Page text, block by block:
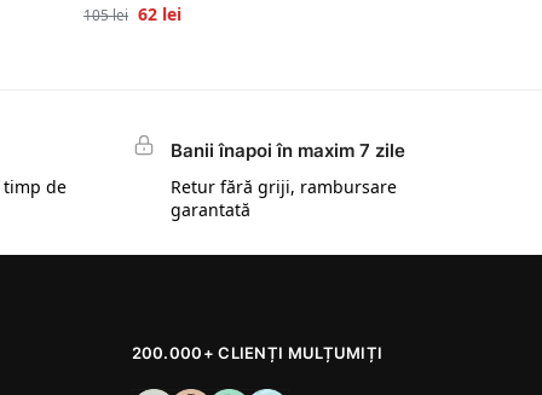
105lei 62 lei
timp de
Banii înapoi în maxim 7 zile
Retur fără griji, rambursare
garantată
200.000+ CLIENȚI MULȚUMIȚI